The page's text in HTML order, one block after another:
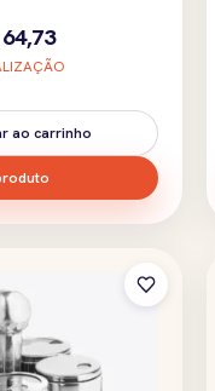
64,73
ao carrinho